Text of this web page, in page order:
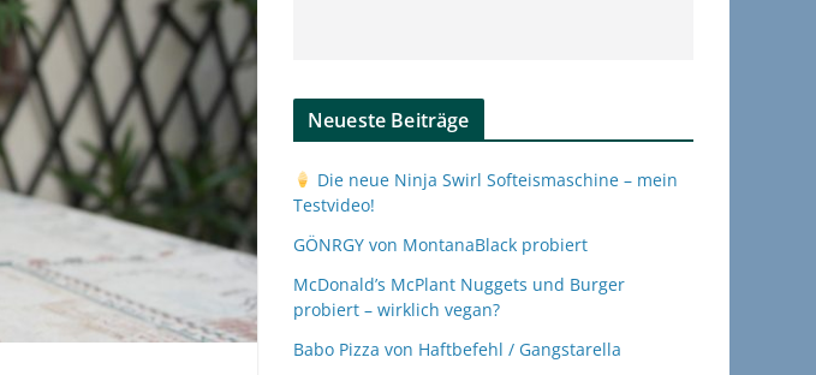
Neueste Beiträge
Die neue Ninja Swirl Softeismaschine – mein
Testvideo!
GÖNRGY von MontanaBlack probiert
McDonald’s McPlant Nuggets und Burger
probiert – wirklich vegan?
Babo Pizza von Haftbefehl / Gangstarella